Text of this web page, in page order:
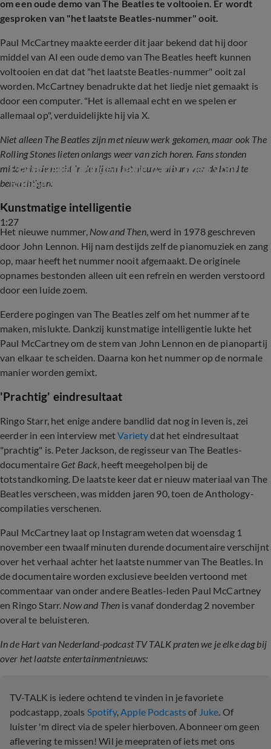
om een oude demo van The Beatles te voltooien. Er wordt
gesproken van "het laatste Beatles-nummer" ooit.
Paul McCartney maakte eerder dit jaar bekend dat hij door
middel van AI een oude demo van The Beatles heeft kunnen
voltooien en dat dat "het laatste Beatles-nummer" ooit zal
worden. McCartney benadrukte dat het liedje niet gemaakt is
door een computer. "Het is allemaal echt en we spelen er
allemaal op", verduidelijkte hij via X.
Niet alleen The Beatles zijn met nieuw werk gekomen, maar ook The
Rolling Stones lieten onlangs weer van zich horen. Fans stonden
middenin de nacht in de rij om het nieuwe album van de band te
bemachtigen:
1:27
Platenzaken midden in de nacht open voor
Rolling Stones-fans
Kunstmatige intelligentie
Het nieuwe nummer, Now and Then, werd in 1978 geschreven
door John Lennon. Hij nam destijds zelf de pianomuziek en zang
op, maar heeft het nummer nooit afgemaakt. De originele
opnames bestonden alleen uit een refrein en werden verstoord
door een luide zoem.
Eerdere pogingen van The Beatles zelf om het nummer af te
maken, mislukte. Dankzij kunstmatige intelligentie lukte het
Paul McCartney om de stem van John Lennon en de pianopartij
van elkaar te scheiden. Daarna kon het nummer op de normale
manier worden gemixt.
'Prachtig' eindresultaat
Ringo Starr, het enige andere bandlid dat nog in leven is, zei
eerder in een interview metVarietydat het eindresultaat
"prachtig" is. Peter Jackson, de regisseur van The Beatles-
documentaire Get Back, heeft meegeholpen bij de
totstandkoming. De laatste keer dat er nieuw materiaal van The
Beatles verscheen, was midden jaren 90, toen de Anthology-
compilaties verschenen.
Paul McCartney laat op Instagram weten dat woensdag 1
november een twaalf minuten durende documentaire verschijnt
over het verhaal achter het laatste nummer van The Beatles. In
de documentaire worden exclusieve beelden vertoond met
commentaar van onder andere Beatles-leden Paul McCartney
en Ringo Starr. Now and Then is vanaf donderdag 2 november
overal te beluisteren.
In de Hart van Nederland-podcast TV TALK praten we je elke dag bij
over het laatste entertainmentnieuws:
TV-TALK is iedere ochtend te vinden in je favoriete
podcastapp, zoals Spotify,Apple Podcastsof Juke. Of
luister 'm direct via de speler hierboven. Abonneer om geen
aflevering te missen! Wil je meepraten of iets met ons